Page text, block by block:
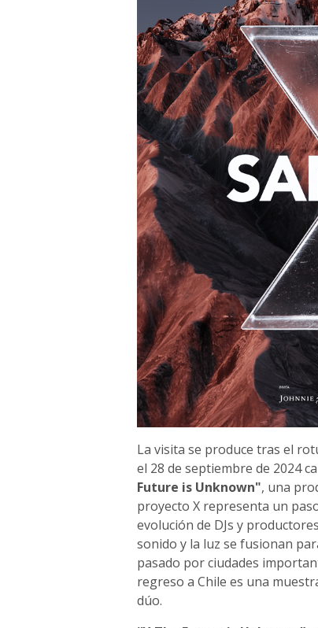
La visita se produce tras el
el 28 de septiembre de 2024
Future is Unknown", una
proyecto X representa un
evolución de DJs y
sonido y la luz se fusionan
pasado por ciudades
regreso a Chile es una
dúo.